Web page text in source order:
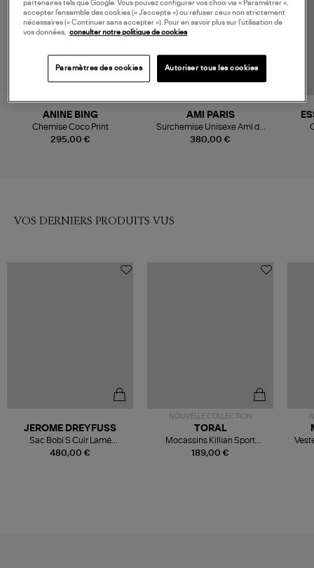
295,00 €
ANINE BING
Chemise Coco Print
380,00 €
AMI PARIS
Surchemise Unisexe Ami de
Cœur Denim Gris Vintage
VOS DERNIERS PRODUITS VUS
480,00 €
JEROME DREYFUSS
Sac Bobi S Cuir Lamé
Champagne
NOUVELLE COLLECTION
189,00 €
TORAL
Mocassins Killian Sport
Mousse
partenaires tels que Google. Vous pouvez configurer vos choix via « Paramétrer »,
accepter l’ensemble des cookies (« J’accepte ») ou refuser ceux non strictement
nécessaires (« Continuer sans accepter »). Pour en savoir plus sur l’utilisation de
vos données, consulter notre politique de cookies
Paramètres des cookies Autoriser tous les cookies